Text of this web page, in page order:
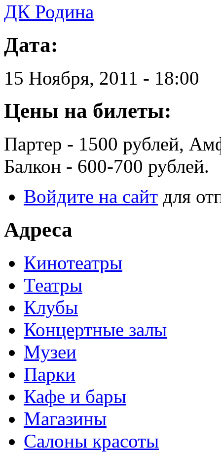
ДК Родина
Дата:
15 Ноября, 2011 - 18:00
Цены на билеты:
Партер - 1500 рублей,
Балкон - 600-700 рублей.
Войдите на сайт для
Адреса
Кинотеатры
Театры
Клубы
Концертные залы
Музеи
Парки
Кафе и бары
Магазины
Салоны красоты